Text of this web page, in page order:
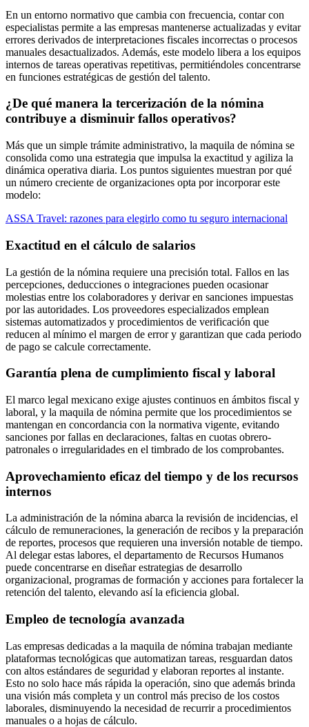
En un entorno normativo que cambia con frecuencia, contar con
especialistas permite a las empresas mantenerse actualizadas y evitar
errores derivados de interpretaciones fiscales incorrectas o procesos
manuales desactualizados. Además, este modelo libera a los equipos
internos de tareas operativas repetitivas, permitiéndoles concentrarse
en funciones estratégicas de gestión del talento.
¿De qué manera la tercerización de la nómina
contribuye a disminuir fallos operativos?
Más que un simple trámite administrativo, la maquila de nómina se
consolida como una estrategia que impulsa la exactitud y agiliza la
dinámica operativa diaria. Los puntos siguientes muestran por qué
un número creciente de organizaciones opta por incorporar este
modelo:
ASSA Travel: razones para elegirlo como tu seguro internacional
Exactitud en el cálculo de salarios
La gestión de la nómina requiere una precisión total. Fallos en las
percepciones, deducciones o integraciones pueden ocasionar
molestias entre los colaboradores y derivar en sanciones impuestas
por las autoridades. Los proveedores especializados emplean
sistemas automatizados y procedimientos de verificación que
reducen al mínimo el margen de error y garantizan que cada periodo
de pago se calcule correctamente.
Garantía plena de cumplimiento fiscal y laboral
El marco legal mexicano exige ajustes continuos en ámbitos fiscal y
laboral, y la maquila de nómina permite que los procedimientos se
mantengan en concordancia con la normativa vigente, evitando
sanciones por fallas en declaraciones, faltas en cuotas obrero-
patronales o irregularidades en el timbrado de los comprobantes.
Aprovechamiento eficaz del tiempo y de los recursos
internos
La administración de la nómina abarca la revisión de incidencias, el
cálculo de remuneraciones, la generación de recibos y la preparación
de reportes, procesos que requieren una inversión notable de tiempo.
Al delegar estas labores, el departamento de Recursos Humanos
puede concentrarse en diseñar estrategias de desarrollo
organizacional, programas de formación y acciones para fortalecer la
retención del talento, elevando así la eficiencia global.
Empleo de tecnología avanzada
Las empresas dedicadas a la maquila de nómina trabajan mediante
plataformas tecnológicas que automatizan tareas, resguardan datos
con altos estándares de seguridad y elaboran reportes al instante.
Esto no solo hace más rápida la operación, sino que además brinda
una visión más completa y un control más preciso de los costos
laborales, disminuyendo la necesidad de recurrir a procedimientos
manuales o a hojas de cálculo.